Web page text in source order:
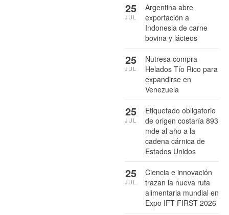
Argentina abre
exportación a
Indonesia de carne
bovina y lácteos
25
JUL
Nutresa compra
Helados Tío Rico para
expandirse en
Venezuela
25
JUL
Etiquetado obligatorio
de origen costaría 893
mde al año a la
cadena cárnica de
Estados Unidos
25
JUL
Ciencia e innovación
trazan la nueva ruta
alimentaria mundial en
Expo IFT FIRST 2026
25
JUL